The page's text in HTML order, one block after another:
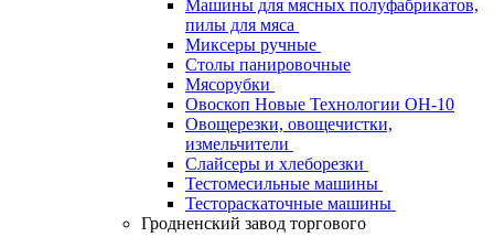
Машины для мясных полуфабрикатов,
пилы для мяса
Миксеры ручные
Столы панировочные
Мясорубки
Овоскоп Новые Технологии ОН-10
Овощерезки, овощечистки,
измельчители
Слайсеры и хлеборезки
Тестомесильные машины
Тестораскаточные машины
Гродненский завод торгового